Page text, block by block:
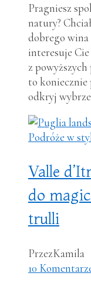
Pragniesz
natury?
dobrego wina
interesuje
z
to
odkryj
Podróże w
Valle
do
trulli
PrzezKamila
10